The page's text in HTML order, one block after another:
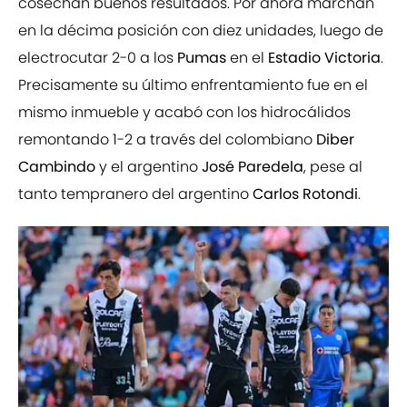
en la décima posición con diez unidades, luego de
electrocutar 2-0 a los Pumasen el Estadio Victoria.
Precisamente su último enfrentamiento fue en el
mismo inmueble y acabó con los hidrocálidos
remontando 1-2 a través del colombiano Diber
Cambindoy el argentinoJosé Paredela, pese al
tanto tempranero del argentinoCarlos Rotondi.